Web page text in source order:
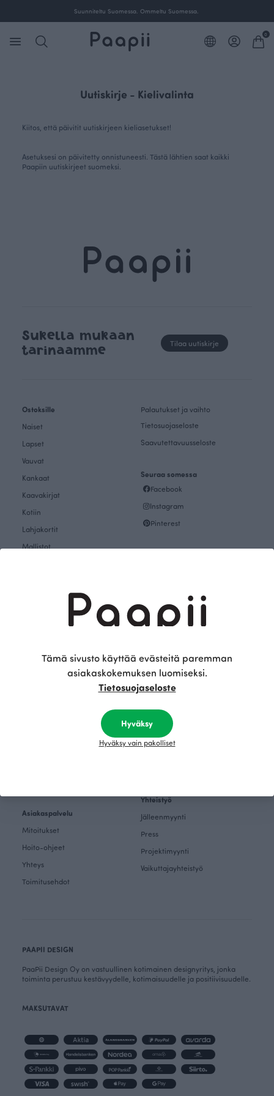
Suunniteltu Suomessa. Ommeltu Suomessa.
0
Uutiskirje - Kielivalinta
Kiitos, että päivitit uutiskirjeen kieliasetukset!
Asetuksesi on päivitetty onnistuneesti. Tästä lähtien saat kaikki
Paapiin uutiskirjeet suomeksi.
Sukella mukaan
tarinaamme
Tilaa uutiskirje
Ostoksille
Naiset
Lapset
Vauvat
Kankaat
Kaavakirjat
Kotiin
Lahjakortit
Mallistot
Kankaat & Ompelu
Teemat
Asiakaspalvelu
Mitoitukset
Hoito-ohjeet
Yhteys
Toimitusehdot
Palautukset ja vaihto
Tietosuojaseloste
Saavutettavuusseloste
Seuraa somessa
Facebook
Instagram
Pinterest
Paapii Magazine
Designtiimi
Tulevat tapahtumat
Kuosikirjasto
Ryhmävierailut
Tilaa uutiskirje
Avoimet työpaikat
Yhteistyö
Jälleenmyynti
Press
Projektimyynti
Vaikuttajayhteistyö
PAAPII DESIGN
PaaPii Design Oy on vastuullinen kotimainen designyritys, jonka
toiminta perustuu kestävyydelle, kotimaisuudelle ja positiivisuudelle.
MAKSUTAVAT
Tämä sivusto käyttää evästeitä paremman
asiakaskokemuksen luomiseksi.
Tietosuojaseloste
Hyväksy
Hyväksy vain pakolliset